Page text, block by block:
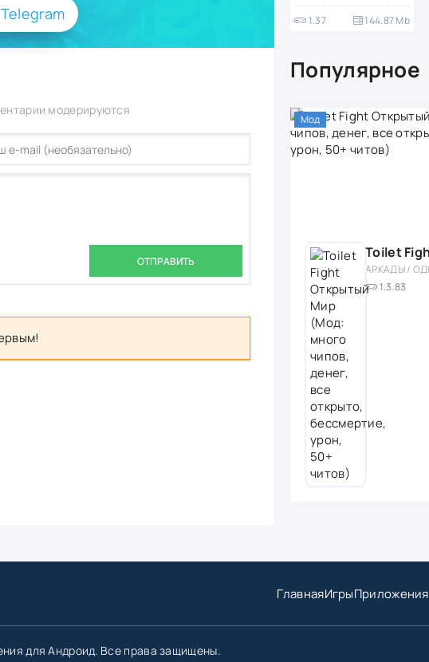
модерируются
ОТПРАВИТЬ
1.37 144.87 Mb
Популярное
Мод
1.3.83
ГлавнаяИгрыПриложения
для Андроид. Все права защищены.